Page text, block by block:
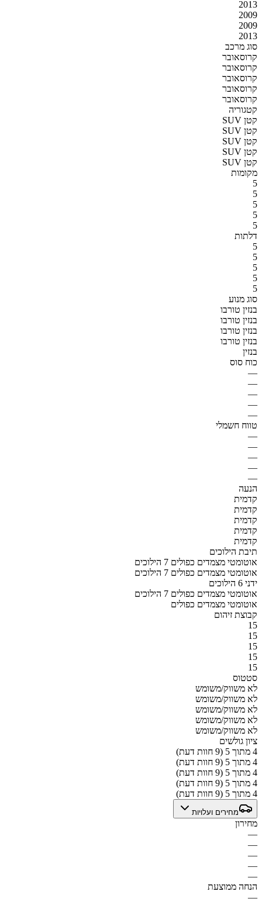
2013
2009
2009
2013
סוג מרכב
קרוסאובר
קרוסאובר
קרוסאובר
קרוסאובר
קרוסאובר
קטגוריה
SUV קטן
SUV קטן
SUV קטן
SUV קטן
SUV קטן
מקומות
5
5
5
5
5
דלתות
5
5
5
5
5
סוג מנוע
בנזין טורבו
בנזין טורבו
בנזין טורבו
בנזין טורבו
בנזין
כוח סוס
—
—
—
—
—
טווח חשמלי
—
—
—
—
—
הנעה
קדמית
קדמית
קדמית
קדמית
קדמית
תיבת הילוכים
אוטומטי מצמדים כפולים 7 הילוכים
אוטומטי מצמדים כפולים 7 הילוכים
ידני 6 הילוכים
אוטומטי מצמדים כפולים 7 הילוכים
אוטומטי מצמדים כפולים
קבוצת זיהום
15
15
15
15
15
סטטוס
לא משווק/משומש
לא משווק/משומש
לא משווק/משומש
לא משווק/משומש
לא משווק/משומש
ציון גולשים
4 מתוך 5 (9 חוות דעת)
4 מתוך 5 (9 חוות דעת)
4 מתוך 5 (9 חוות דעת)
4 מתוך 5 (9 חוות דעת)
4 מתוך 5 (9 חוות דעת)
מחירים ועלויות
מחירון
—
—
—
—
—
הנחה ממוצעת
—